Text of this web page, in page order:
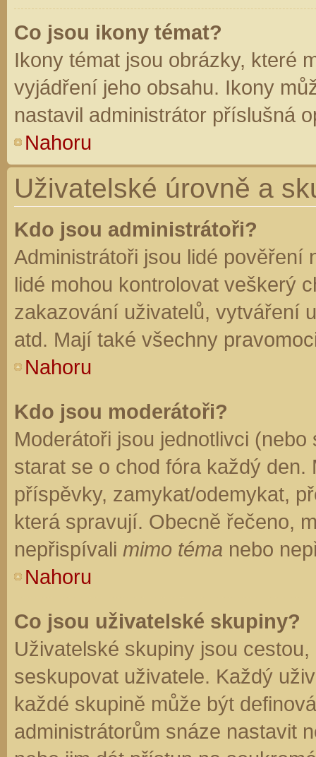
Co jsou ikony témat?
Ikony témat jsou obrázky, které
vyjádření jeho obsahu. Ikony
nastavil administrátor příslušná
Nahoru
Uživatelské úrovně a
Kdo jsou administrátoři?
Administrátoři jsou lidé pověření
lidé mohou kontrolovat veškerý
zakazování uživatelů, vytváření
atd. Mají také všechny
Nahoru
Kdo jsou moderátoři?
Moderátoři jsou jednotlivci
starat se o chod fóra každý
příspěvky, zamykat/odemykat,
která spravují. Obecně řečeno,
nepřispívali mimo téma nebo
Nahoru
Co jsou uživatelské skupiny?
Uživatelské skupiny jsou
seskupovat uživatele. Každý
každé skupině může být
administrátorům snáze nastavit